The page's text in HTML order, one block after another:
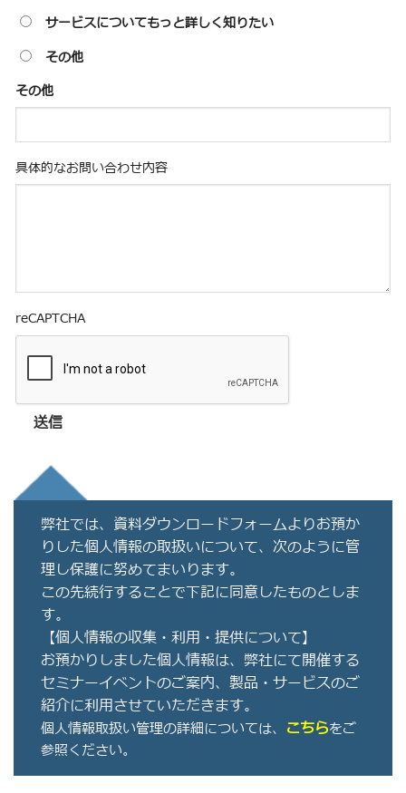
サービスについてもっと詳しく知りたい
その他
その他
具体的なお問い合わせ内容
reCAPTCHA
送信
弊社では、資料ダウンロードフォームよりお預か
りした個人情報の取扱いについて、次のように管
理し保護に努めてまいります。
この先続行することで下記に同意したものとしま
す。
【個人情報の収集・利用・提供について】
お預かりしました個人情報は、弊社にて開催する
セミナーイベントのご案内、製品・サービスのご
紹介に利用させていただきます。
個人情報取扱い管理の詳細については、 こちらをご
参照ください。